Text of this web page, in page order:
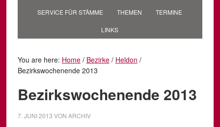
SERVICE FÜR STÄMME THEMEN TERMINE
LINKS
You are here: Home / Bezirke / Heldon /
Bezirkswochenende 2013
Bezirkswochenende 2013
7. JUNI 2013 VON ARCHIV